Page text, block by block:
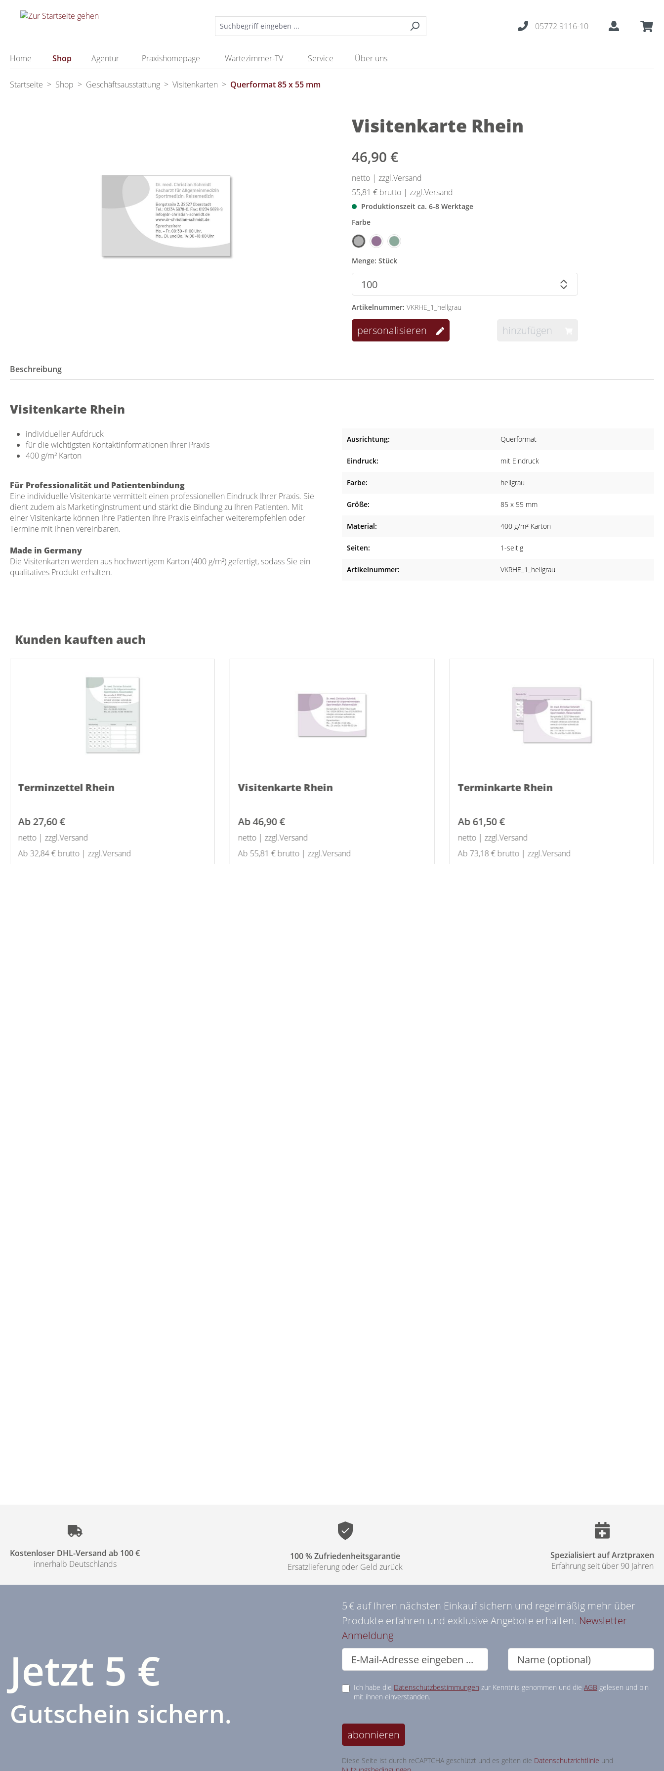
Zur Hauptnavigation springen
05772 9116-10
Home Shop Agentur Praxishomepage Wartezimmer-TV Service Über uns
Startseite > Shop > Geschäftsausstattung > Visitenkarten > Querformat 85 x 55 mm
Visitenkarte Rhein
46,90 €
netto | zzgl.Versand
55,81 € brutto | zzgl.Versand
Produktionszeit ca. 6-8 Werktage
Farbe
Menge: Stück
Artikelnummer: VKRHE_1_hellgrau
personalisieren hinzufügen
Beschreibung
Visitenkarte Rhein
individueller Aufdruck
für die wichtigsten Kontaktinformationen Ihrer Praxis
400 g/m² Karton
Für Professionalität und Patientenbindung
Eine individuelle Visitenkarte vermittelt einen professionellen Eindruck Ihrer Praxis. Sie
dient zudem als Marketinginstrument und stärkt die Bindung zu Ihren Patienten. Mit
einer Visitenkarte können Ihre Patienten Ihre Praxis einfacher weiterempfehlen oder
Termine mit Ihnen vereinbaren.
Made in Germany
Die Visitenkarten werden aus hochwertigem Karton (400 g/m²) gefertigt, sodass Sie ein
qualitatives Produkt erhalten.
Ausrichtung: Querformat
Eindruck: mit Eindruck
Farbe: hellgrau
Größe: 85 x 55 mm
Material: 400 g/m² Karton
Seiten: 1-seitig
Artikelnummer: VKRHE_1_hellgrau
Kunden kauften auch
Terminzettel Rhein
Ab27,60 €
netto | zzgl.Versand
Ab 32,84 € brutto | zzgl.Versand
Visitenkarte Rhein
Ab46,90 €
netto | zzgl.Versand
Ab 55,81 € brutto | zzgl.Versand
Terminkarte Rhein
Ab61,50 €
netto | zzgl.Versand
Ab 73,18 € brutto | zzgl.Versand
Kostenloser DHL-Versand ab 100 €
innerhalb Deutschlands
100 % Zufriedenheitsgarantie
Ersatzlieferung oder Geld zurück
Spezialisiert auf Arztpraxen
Erfahrung seit über 90 Jahren
Jetzt 5 €
Gutschein sichern.
5 € auf Ihren nächsten Einkauf sichern und regelmäßig mehr über
Produkte erfahren und exklusive Angebote erhalten. Newsletter
Anmeldung
Ich habe die Datenschutzbestimmungen zur Kenntnis genommen und die AGB gelesen und bin
mit ihnen einverstanden.
abonnieren
Diese Seite ist durch reCAPTCHA geschützt und es gelten die Datenschutzrichtlinie und